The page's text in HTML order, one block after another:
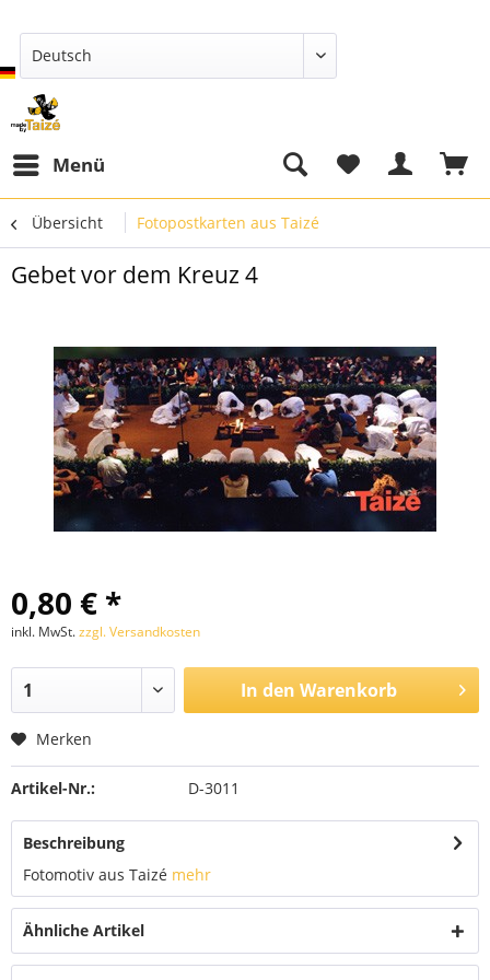
Deutsch
Menü
Übersicht Fotopostkarten aus Taizé
Gebet vor dem Kreuz 4
0,80 € *
inkl. MwSt.zzgl. Versandkosten
In den Warenkorb
Merken
Artikel-Nr.: D-3011
Beschreibung
Fotomotiv aus Taizé mehr
Ähnliche Artikel